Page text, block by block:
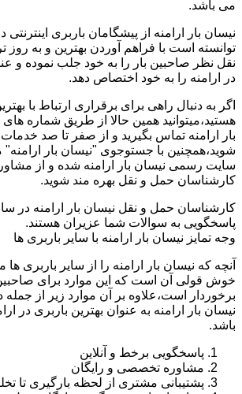
می باشد.
نیسان بار ارامنه از پیشگامان باربری
توانسته است با فراهم آوردن بهترین و به
نقل نظر صاحبین بار را به خود جلب نموده و
در ارامنه را به خود اختصاص دهد.
اگر به دنبال راهی برای برقراری ارتباط با
هستید،میتوانید همین حالا از طریق شماره
بار ارامنه تماس بگیرید و از صفر تا صد
شوید،همچنین با جستوجوی "نیسان بار ارامنه"
سایت رسمی نیسان بار ارامنه شده و از
کارشناسان حمل و نقل بهره مند شوید.
کارشناسان حمل و نقل نیسان بار ارامنه در
پاسخگویی به سوالات شما عزیران هستند.
وجه تمایز نیسان بار ارامنه با سایر باربری ها
آنچه که نیسان بار ارامنه را از سایر باربری ها
خوش قولی آن است که این موارد برای صاحبین
برخوردار است،علاوه بر آن موارد زیر از جمله
نیسان بار ارامنه به عنوان بهترین باربری در
باشد.
پاسخگویی برخط و آنلاین
مشاوره تخصصی و رایگان
پشتیبانی مشتری از لحظه بارگیری تا